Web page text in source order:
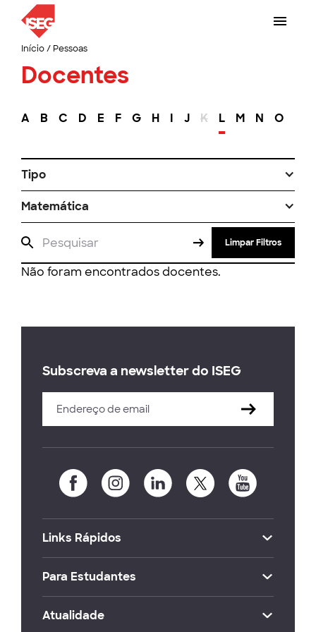
Início/ Pessoas
Docentes
A B C D E F G H I J K L M N O
Tipo
Matemática
Limpar Filtros
Não foram encontrados docentes.
Subscreva a newsletter do ISEG
Links Rápidos
Para Estudantes
Atualidade